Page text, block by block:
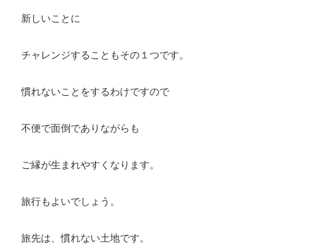
新しいことに
チャレンジすることもその１つです。
慣れないことをするわけですので
不便で面倒でありながらも
ご縁が生まれやすくなります。
旅行もよいでしょう。
旅先は、慣れない土地です。